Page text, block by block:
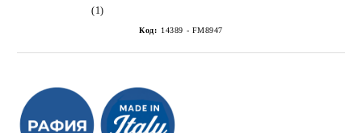
(1)
Код: 14389 - FM8947